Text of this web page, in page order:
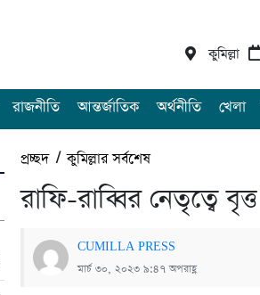
কুমিল্লা
রাজনীতি আন্তর্জাতিক অর্থনীতি খেলা
প্রচ্ছদ/কুমিল্লার সর্বশেষ
রাফি-রাব্বির নেতৃত্বে
CUMILLA PRESS
মার্চ ৩০, ২০২৩ ৯:৪৭ অপরাহ্ণ